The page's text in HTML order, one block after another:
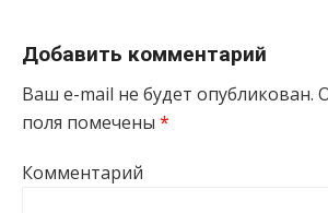
Добавить комментарий
Ваш e-mail не будет опубликован.
поля помечены *
Комментарий